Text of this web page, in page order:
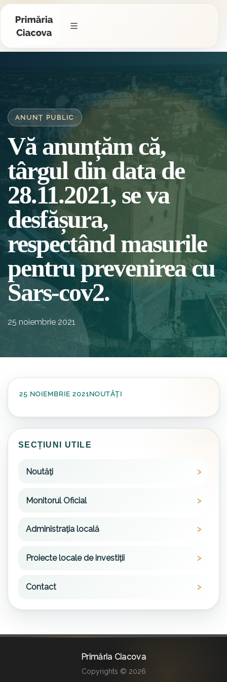
ANUNȚ PUBLIC
Vă anunțăm că,
târgul din data de
28.11.2021, se va
desfășura,
respectând masurile
pentru prevenirea cu
Sars-cov2.
25 noiembrie 2021
25 NOIEMBRIE 2021NOUTĂȚI
SECȚIUNI UTILE
Noutăți
Monitorul Oficial
Administrația locală
Proiecte locale de investiții
Contact
Primăria Ciacova
Copyrights © 2026